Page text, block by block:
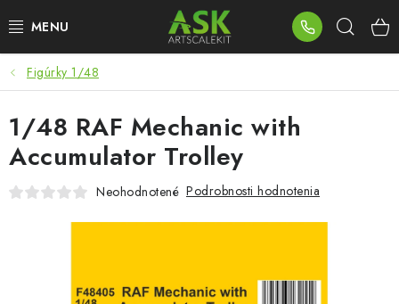
na
BLOG
SUMMER DAYS
WARHAMMER
Figúrky 1/48
1/48 RAF Mechanic with
Accumulator Trolley
Neohodnotené Podrobnosti hodnotenia